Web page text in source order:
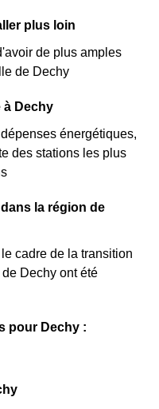
plus loin
de plus amples
de Dechy
à Dechy
énergétiques,
des stations les plus
la région de
cadre de la transition
Dechy ont été
pour Dechy :